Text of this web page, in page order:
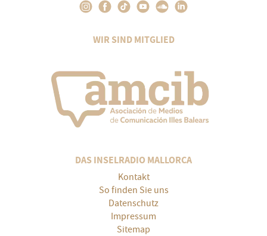
WIR SIND MITGLIED
DAS INSELRADIO MALLORCA
Kontakt
So finden Sie uns
Datenschutz
Impressum
Sitemap